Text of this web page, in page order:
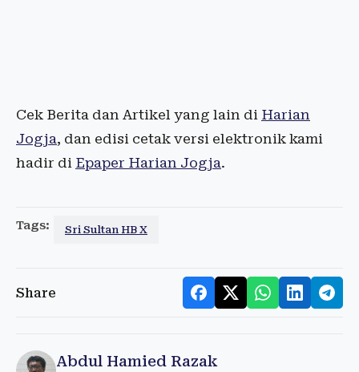
Cek Berita dan Artikel yang lain di Harian
Jogja, dan edisi cetak versi elektronik kami
hadir di Epaper Harian Jogja.
Tags: Sri Sultan HB X
Share
Abdul Hamied Razak